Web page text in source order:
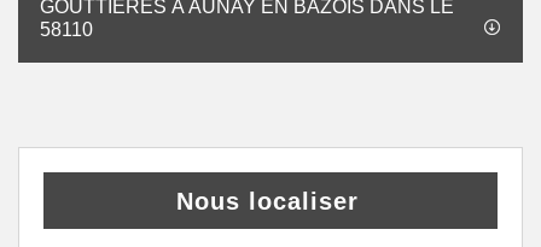
GOUTTIÈRES À AUNAY EN BAZOIS DANS LE
58110
Nous localiser